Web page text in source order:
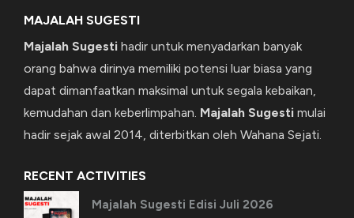
MAJALAH SUGESTI
Majalah Sugesti hadir untuk menyadarkan banyak
orang bahwa dirinya memiliki potensi luar biasa yang
dapat dimanfaatkan maksimal untuk segala kebaikan,
kemudahan dan keberlimpahan. Majalah Sugesti mulai
hadir sejak awal 2014, diterbitkan oleh Wahana Sejati.
RECENT ACTIVITIES
Majalah Sugesti Edisi Juli 2026